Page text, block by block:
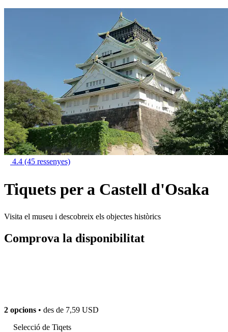
4.4 (45 ressenyes)
Tiquets per a Castell d'Osaka
Visita el museu i descobreix els objectes històrics
Comprova la disponibilitat
2 opcions • des de 7,59 USD
Selecció de Tiqets